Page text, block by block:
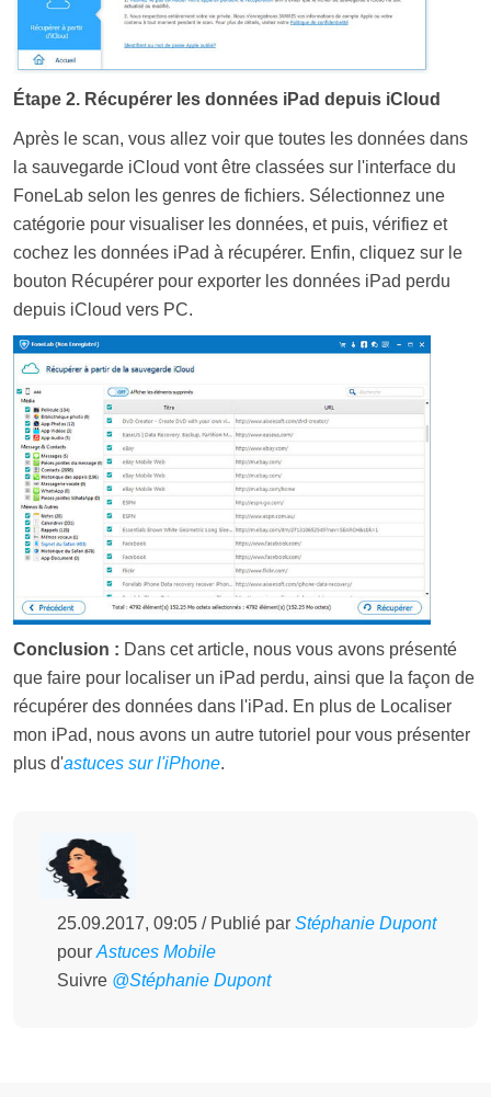
Étape 2. Récupérer les données iPad depuis iCloud
Après le scan, vous allez voir que toutes les données dans
la sauvegarde iCloud vont être classées sur l'interface du
FoneLab selon les genres de fichiers. Sélectionnez une
catégorie pour visualiser les données, et puis, vérifiez et
cochez les données iPad à récupérer. Enfin, cliquez sur le
bouton Récupérer pour exporter les données iPad perdu
depuis iCloud vers PC.
Conclusion : Dans cet article, nous vous avons présenté
que faire pour localiser un iPad perdu, ainsi que la façon de
récupérer des données dans l'iPad. En plus de Localiser
mon iPad, nous avons un autre tutoriel pour vous présenter
plus d'astuces sur l'iPhone.
25.09.2017, 09:05 / Publié parStéphanie Dupont
pourAstuces Mobile
Suivre @Stéphanie Dupont